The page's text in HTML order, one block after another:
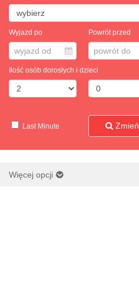
Wyjazd po
wyjazd od
Powrót przed
powrót do
Ilość osób dorosłych i dzieci
Last Minute Zmień
Więcej opcji